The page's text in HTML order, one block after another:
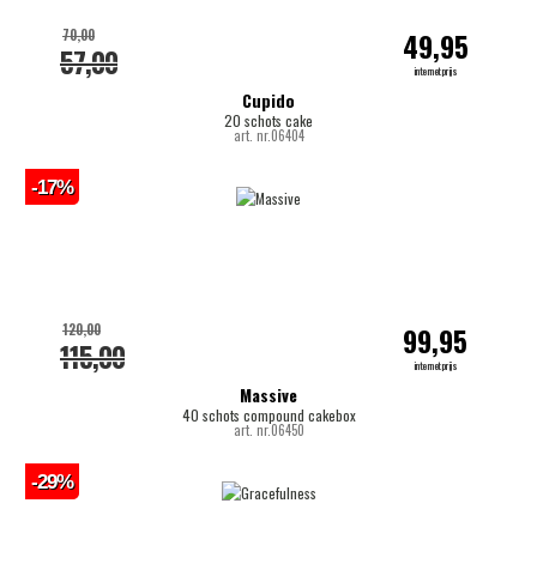
Cupido
20 schots cake
art. nr.06404
57,00
70,00 49,95
internetprijs
Massive
40 schots compound cakebox
art. nr.06450
115,00
120,00 99,95
internetprijs
-17%
-29%